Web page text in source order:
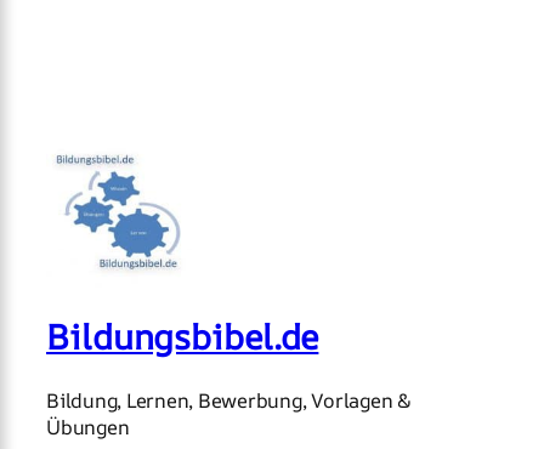
Bildungsbibel.de
Bildung, Lernen, Bewerbung, Vorlagen &
Übungen